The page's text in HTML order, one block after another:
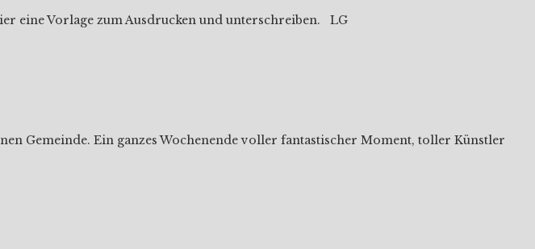
eine Vorlage zum Ausdrucken und unterschreiben. LG
Gemeinde. Ein ganzes Wochenende voller fantastischer Moment, toller Künstler